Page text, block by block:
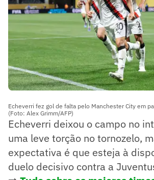
Echeverri fez gol de falta pelo Manchester City em
(Foto: Alex Grimm/AFP)
Echeverri deixou o campo no
uma leve torção no tornozelo,
expectativa é que esteja à
duelo decisivo contra a